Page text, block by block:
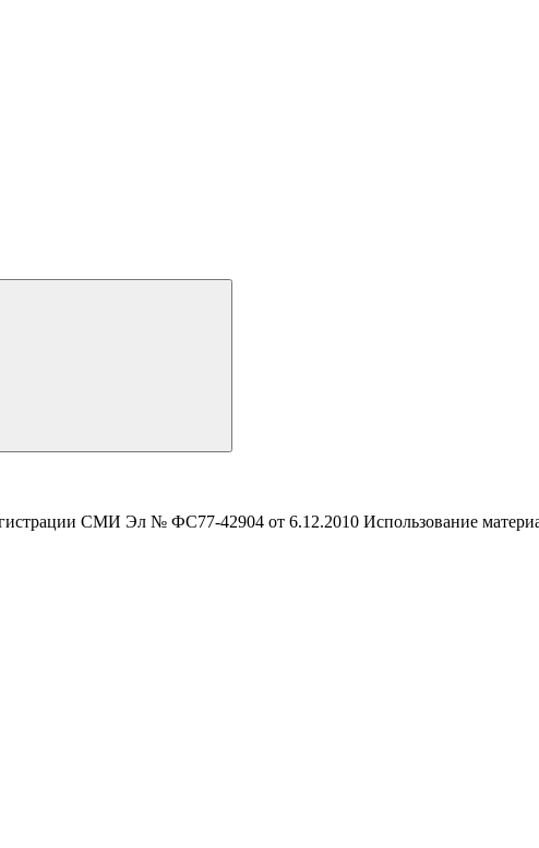
СМИ Эл № ФС77-42904 от 6.12.2010 Использование